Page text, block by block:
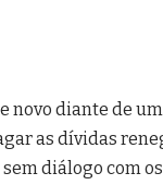
novo diante de
as dívidas
diálogo com